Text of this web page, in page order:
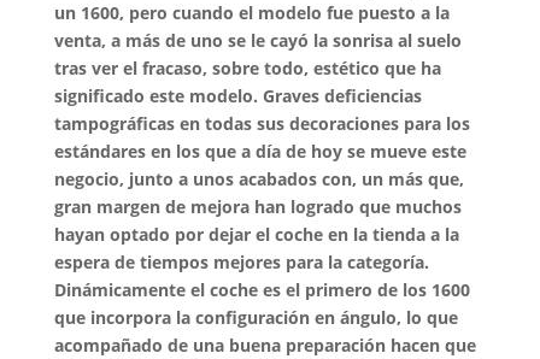
un 1600, pero cuando el modelo fue puesto a la
venta, a más de uno se le cayó la sonrisa al suelo
tras ver el fracaso, sobre todo, estético que ha
significado este modelo. Graves deficiencias
tampográficas en todas sus decoraciones para los
estándares en los que a día de hoy se mueve este
negocio, junto a unos acabados con, un más que,
gran margen de mejora han logrado que muchos
hayan optado por dejar el coche en la tienda a la
espera de tiempos mejores para la categoría.
Dinámicamente el coche es el primero de los 1600
que incorpora la configuración en ángulo, lo que
acompañado de una buena preparación hacen que